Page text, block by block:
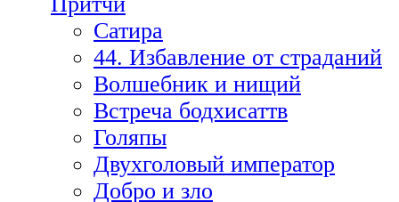
Сатира
44. Избавление от страданий
Волшебник и нищий
Встреча бодхисаттв
Голяпы
Двухголовый император
Добро и зло